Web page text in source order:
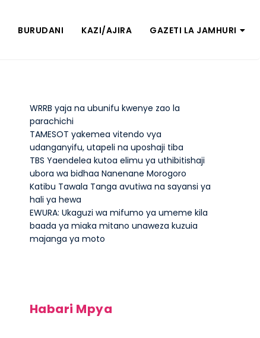
BURUDANI KAZI/AJIRA GAZETI LA JAMHURI
WRRB yaja na ubunifu kwenye zao la
parachichi
TAMESOT yakemea vitendo vya
udanganyifu, utapeli na uposhaji tiba
TBS Yaendelea kutoa elimu ya uthibitishaji
ubora wa bidhaa Nanenane Morogoro
Katibu Tawala Tanga avutiwa na sayansi ya
hali ya hewa
EWURA: Ukaguzi wa mifumo ya umeme kila
baada ya miaka mitano unaweza kuzuia
majanga ya moto
Habari Mpya